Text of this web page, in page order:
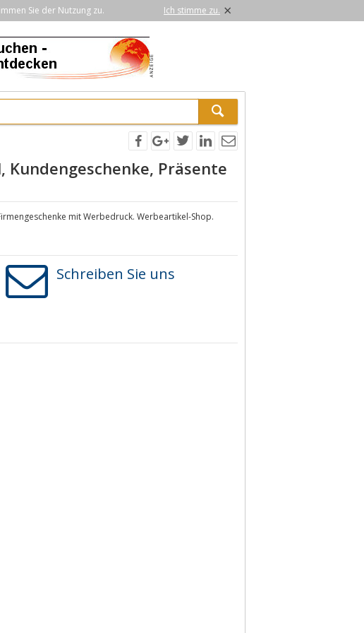
Sie der Nutzung zu. Ich stimme zu. ×
Präsente
mit Werbedruck. Werbeartikel-Shop.
Schreiben Sie uns